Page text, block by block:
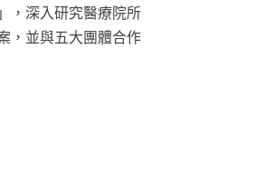
，深入研究醫療院所
，並與五大團體合作